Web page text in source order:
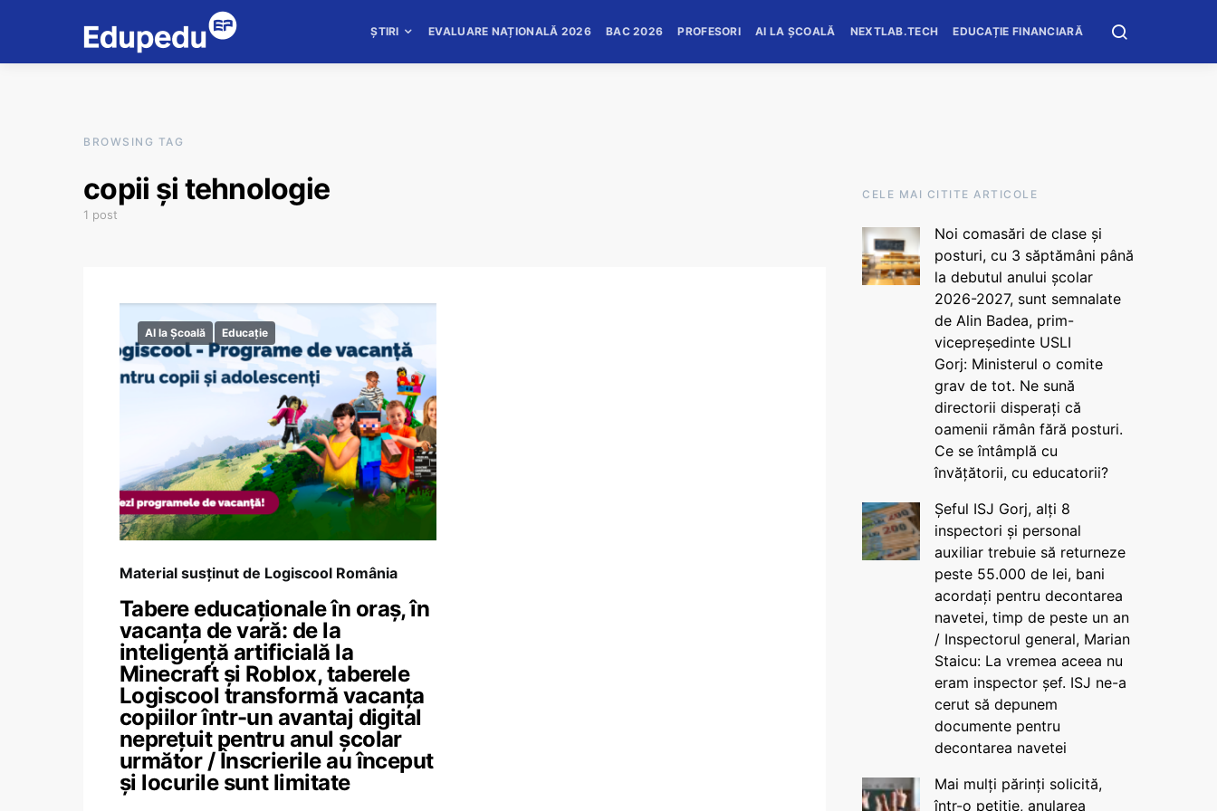
ȘTIRI EVALUARE NAȚIONALĂ 2026 BAC 2026 PROFESORI AI LA ȘCOALĂ NEXTLAB.TECH EDUCAȚIE FINANCIARĂ
BROWSING TAG
copii și tehnologie
1 post
AI la Școală Educație
Material susținut de Logiscool România
Tabere educaționale în oraș, în
vacanța de vară: de la
inteligență artificială la
Minecraft și Roblox, taberele
Logiscool transformă vacanța
copiilor într-un avantaj digital
neprețuit pentru anul școlar
următor / Înscrierile au început
și locurile sunt limitate
CELE MAI CITITE ARTICOLE
Noi comasări de clase și
posturi, cu 3 săptămâni până
la debutul anului școlar
2026-2027, sunt semnalate
de Alin Badea, prim-
vicepreședinte USLI
Gorj: Ministerul o comite
grav de tot. Ne sună
directorii disperați că
oamenii rămân fără posturi.
Ce se întâmplă cu
învățătorii, cu educatorii?
Șeful ISJ Gorj, alți 8
inspectori și personal
auxiliar trebuie să returneze
peste 55.000 de lei, bani
acordați pentru decontarea
navetei, timp de peste un an
/ Inspectorul general, Marian
Staicu: La vremea aceea nu
eram inspector șef. ISJ ne-a
cerut să depunem
documente pentru
decontarea navetei
Mai mulți părinți solicită,
într-o petiție, anularea